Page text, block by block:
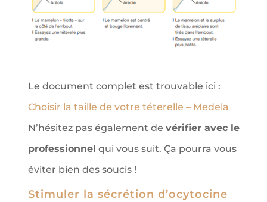
Le document complet est trouvable ici :
Choisir la taille de votre téterelle – Medela
N’hésitez pas également de vérifier avec le
professionnel qui vous suit. Ça pourra vous
éviter bien des soucis !
Stimuler la sécrétion d’ocytocine